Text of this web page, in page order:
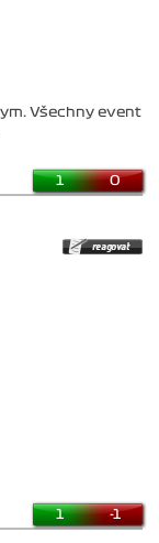
Všechny event
1 0
1 -1